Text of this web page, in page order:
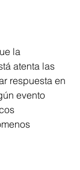
la
atenta las
respuesta en
evento